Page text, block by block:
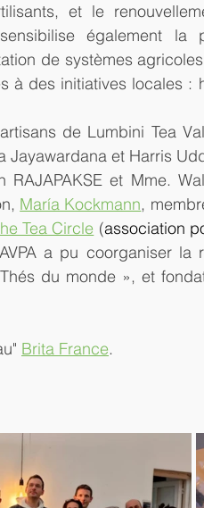
et le
également
de systèmes
à des initiatives locales
de Lumbini Tea
Jayawardana et Harris
et Mme.
María Kockmann,
Tea Circle (association
a pu coorganiser la
du monde », et
Brita France.